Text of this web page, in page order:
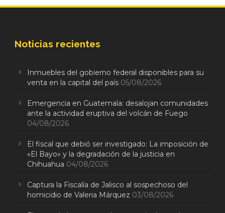
Noticias recientes
Inmuebles del gobierno federal disponibles para su
venta en la capital del país 05/08/2026
Emergencia en Guatemala: desalojan comunidades
ante la actividad eruptiva del volcán de Fuego
04/08/2026
El fiscal que debió ser investigado: La imposición de
«El Bayo» y la degradación de la justicia en
Chihuahua 04/08/2026
Captura la Fiscalía de Jalisco al sospechoso del
homicidio de Valeria Márquez 03/08/2026